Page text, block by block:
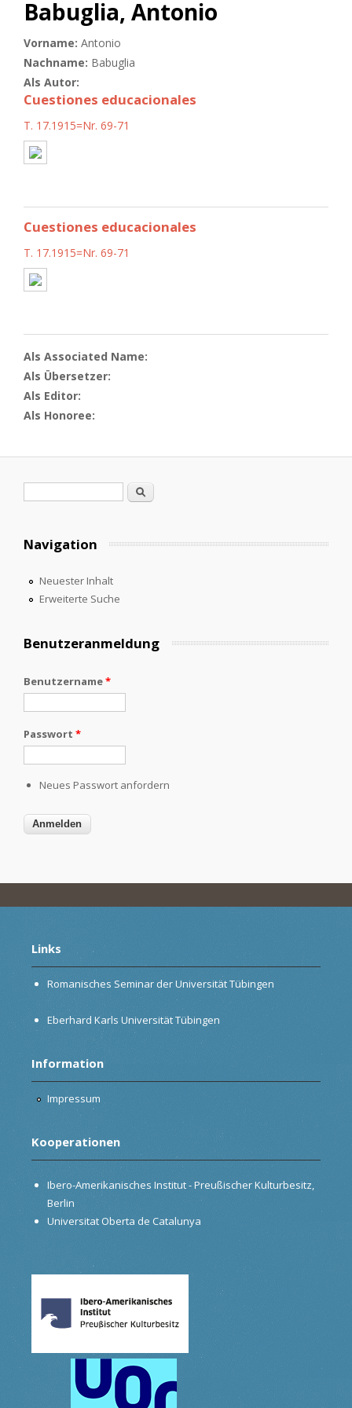
Babuglia, Antonio
Vorname: Antonio
Nachname: Babuglia
Als Autor:
Cuestiones educacionales
T. 17.1915=Nr. 69-71
Cuestiones educacionales
T. 17.1915=Nr. 69-71
Als Associated Name:
Als Übersetzer:
Als Editor:
Als Honoree:
Suche
Navigation
Neuester Inhalt
Erweiterte Suche
Benutzeranmeldung
Benutzername*
Passwort *
Neues Passwort anfordern
Links
Romanisches Seminar der Universität Tübingen
Eberhard Karls Universität Tübingen
Information
Impressum
Kooperationen
Ibero-Amerikanisches Institut - Preußischer Kulturbesitz,
Berlin
Universitat Oberta de Catalunya